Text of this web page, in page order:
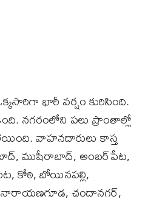
భారీ వర్షం కురిసింది.
నగరంలోని పలు ప్రాంతాల్లో
వాహనదారులు కాస్త
ముషీరాబాద్‌, అంబర్‌పేట,
కోఠి, బోయినపల్లి,
చందానగర్‌,